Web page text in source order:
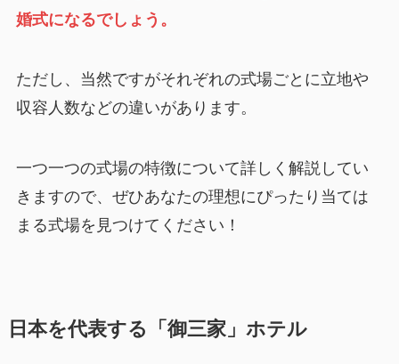
婚式になるでしょう。
ただし、当然ですがそれぞれの式場ごとに立地や
収容人数などの違いがあります。
一つ一つの式場の特徴について詳しく解説してい
きますので、ぜひあなたの理想にぴったり当ては
まる式場を見つけてください！
日本を代表する「御三家」ホテル